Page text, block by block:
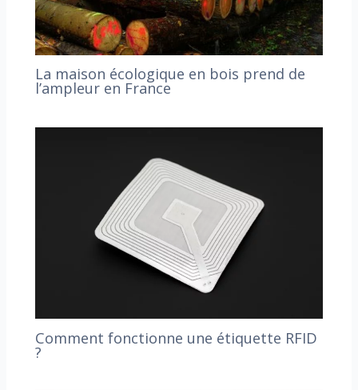
La maison écologique en bois prend de
l’ampleur en France
Comment fonctionne une étiquette RFID
?